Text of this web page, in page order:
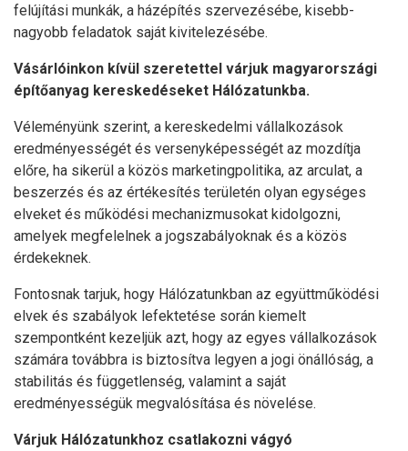
felújítási munkák, a házépítés szervezésébe, kisebb-
nagyobb feladatok saját kivitelezésébe.
Vásárlóinkon kívül szeretettel várjuk magyarországi
építőanyag kereskedéseket Hálózatunkba.
Véleményünk szerint, a kereskedelmi vállalkozások
eredményességét és versenyképességét az mozdítja
előre, ha sikerül a közös marketingpolitika, az arculat, a
beszerzés és az értékesítés területén olyan egységes
elveket és működési mechanizmusokat kidolgozni,
amelyek megfelelnek a jogszabályoknak és a közös
érdekeknek.
Fontosnak tarjuk, hogy Hálózatunkban az együttműködési
elvek és szabályok lefektetése során kiemelt
szempontként kezeljük azt, hogy az egyes vállalkozások
számára továbbra is biztosítva legyen a jogi önállóság, a
stabilitás és függetlenség, valamint a saját
eredményességük megvalósítása és növelése.
Várjuk Hálózatunkhoz csatlakozni vágyó